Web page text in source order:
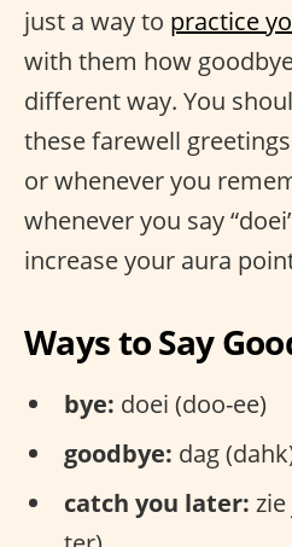
just a way to practice
with them how
different way. You
these farewell
or whenever you
whenever you say
increase your aura
Ways to Say
bye: doei (doo-ee)
goodbye: dag
catch you later: